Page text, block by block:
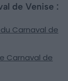
de Venise :
Carnaval de
Carnaval de